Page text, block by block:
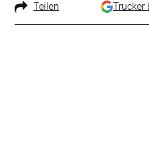
Teilen Trucker